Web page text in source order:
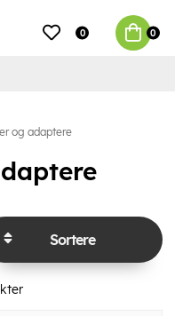
0 0
og adaptere
Sortere